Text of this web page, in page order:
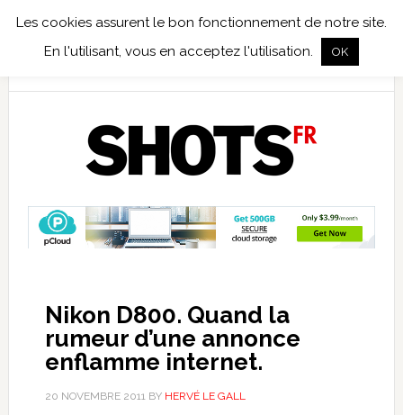
Nikon D800. Quand la
rumeur d’une annonce
enflamme internet.
20 NOVEMBRE 2011 BY HERVÉ LE GALL
Les cookies assurent le bon fonctionnement de notre site.
En l'utilisant, vous en acceptez l'utilisation.
OK